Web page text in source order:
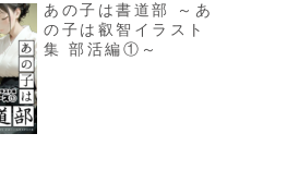
あの子は書道部 ～あ
の子は叡智イラスト
集 部活編①～